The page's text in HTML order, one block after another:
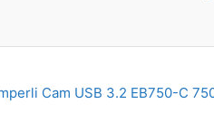
Cam USB 3.2 EB750-C